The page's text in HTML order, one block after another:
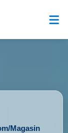
Magasin